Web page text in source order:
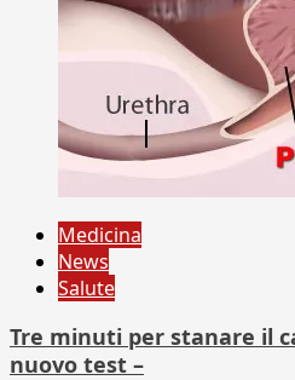
Medicina
News
Salute
Tre minuti per stanare il
nuovo test –